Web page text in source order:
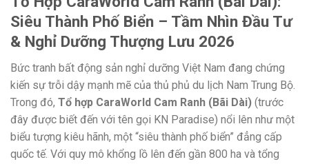
Siêu Thành Phố Biển – Tầm Nhìn Đầu Tư
& Nghỉ Dưỡng Thượng Lưu 2026
Bức tranh bất động sản nghỉ dưỡng Việt Nam đang chứng
kiến sự trỗi dậy mạnh mẽ của thủ phủ du lịch Nam Trung Bộ.
Trong đó, Tổ hợp CaraWorld Cam Ranh (Bãi Dài) (trước
đây được biết đến với tên gọi KN Paradise) nổi lên như một
biểu tượng kiêu hãnh, một “siêu thành phố biển” đẳng cấp
quốc tế. Với quy mô khổng lồ lên đến gần 800 ha và tổng